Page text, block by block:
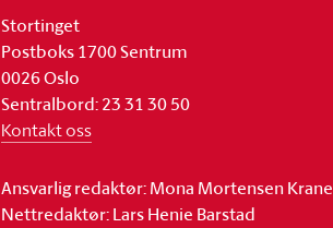
Stortinget
Postboks 1700 Sentrum
0026 Oslo
Sentralbord: 23 31 30 50
Kontakt oss
Ansvarlig redaktør: Mona Mortensen Krane
Nettredaktør: Lars Henie Barstad